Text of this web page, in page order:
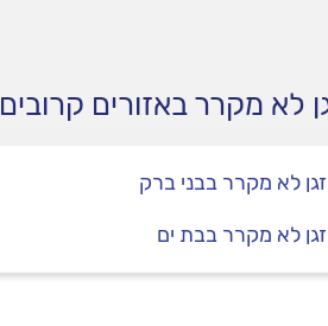
לא מקרר באזורים קרובים
לא מקרר בבני ברק
לא מקרר בבת ים